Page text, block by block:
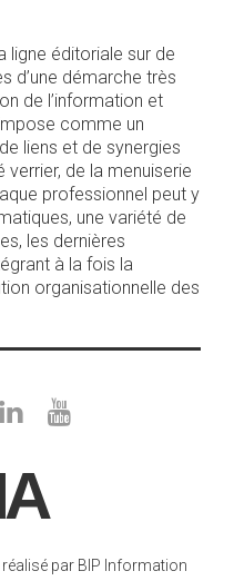
ligne éditoriale sur de
d’une démarche très
de l’information et
comme un
liens et de synergies
de la menuiserie
professionnel peut y
une variété de
les dernières
à la fois la
organisationnelle des
| réalisé par BIP Information